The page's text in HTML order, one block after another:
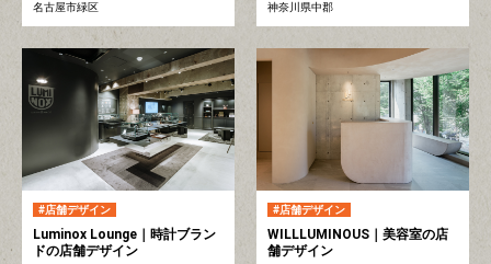
名古屋市緑区 神奈川県中郡
店舗デザイン
Luminox Lounge｜時計ブラン
ドの店舗デザイン
店舗デザイン
WILLLUMINOUS｜美容室の店
舗デザイン